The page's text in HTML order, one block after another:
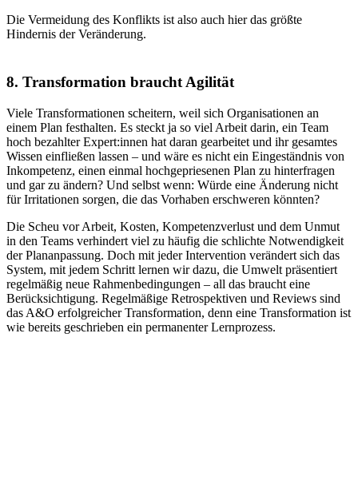
Die Vermeidung des Konflikts ist also auch hier das größte
Hindernis der Veränderung.
8. Transformation braucht Agilität
Viele Transformationen scheitern, weil sich Organisationen an
einem Plan festhalten. Es steckt ja so viel Arbeit darin, ein Team
hoch bezahlter Expert:innen hat daran gearbeitet und ihr gesamtes
Wissen einfließen lassen – und wäre es nicht ein Eingeständnis von
Inkompetenz, einen einmal hochgepriesenen Plan zu hinterfragen
und gar zu ändern? Und selbst wenn: Würde eine Änderung nicht
für Irritationen sorgen, die das Vorhaben erschweren könnten?
Die Scheu vor Arbeit, Kosten, Kompetenzverlust und dem Unmut
in den Teams verhindert viel zu häufig die schlichte Notwendigkeit
der Plananpassung. Doch mit jeder Intervention verändert sich das
System, mit jedem Schritt lernen wir dazu, die Umwelt präsentiert
regelmäßig neue Rahmenbedingungen – all das braucht eine
Berücksichtigung. Regelmäßige Retrospektiven und Reviews sind
das A&O erfolgreicher Transformation, denn eine Transformation ist
wie bereits geschrieben ein permanenter Lernprozess.